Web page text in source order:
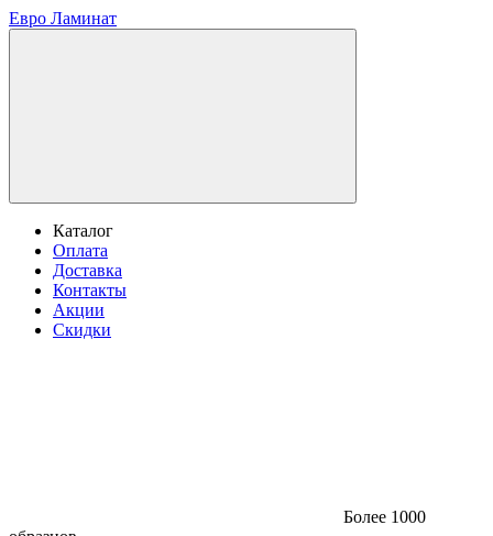
Евро Ламинат
Каталог
Оплата
Доставка
Контакты
Акции
Скидки
Более 1000